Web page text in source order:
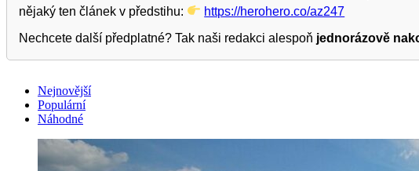
nějaký ten článek v předstihu:
https://herohero.co/az247
Nechcete další předplatné? Tak naši redakci alespoň jednorázově
Nejnovější
Populární
Náhodné